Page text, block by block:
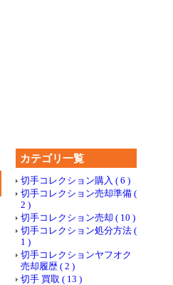
カテゴリ一覧
切手コレクション購入 ( 6 )
切手コレクション売却準備 (
2 )
切手コレクション売却 ( 10 )
切手コレクション処分方法 (
1 )
切手コレクションヤフオク
売却履歴 ( 2 )
切手 買取 ( 13 )